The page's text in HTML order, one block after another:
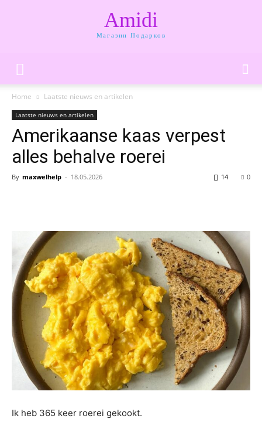
Amidi
Магазин Подарков
Home Laatste nieuws en artikelen
Laatste nieuws en artikelen
Amerikaanse kaas verpest
alles behalve roerei
By maxwelhelp - 18.05.2026 0
14
Ik heb 365 keer roerei gekookt.